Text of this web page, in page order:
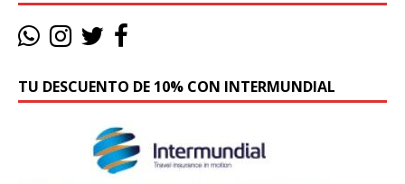
TU DESCUENTO DE 10% CON INTERMUNDIAL